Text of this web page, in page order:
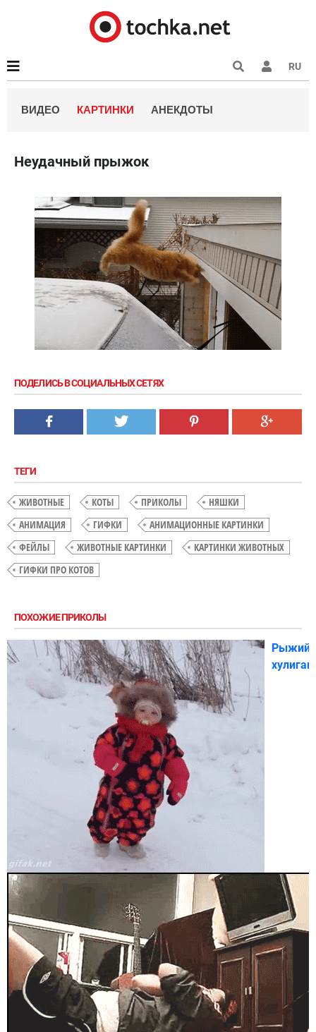
RU
ВИДЕО КАРТИНКИ АНЕКДОТЫ
Неудачный прыжок
ПОДЕЛИСЬ В СОЦИАЛЬНЫХ СЕТЯХ
ТЕГИ
ЖИВОТНЫЕ КОТЫ ПРИКОЛЫ
НЯШКИ
АНИМАЦИЯ
ГИФКИ
АНИМАЦИОННЫЕ КАРТИНКИ
ФЕЙЛЫ
ЖИВОТНЫЕ КАРТИНКИ
КАРТИНКИ ЖИВОТНЫХ
ГИФКИ ПРО КОТОВ
ПОХОЖИЕ ПРИКОЛЫ
Рыжий
хулиган